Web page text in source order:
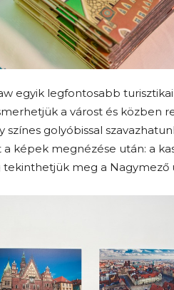
egyik legfontosabb
a várost és közben
golyóbissal
képek megnézése után: a
tekinthetjük meg a Nagymező